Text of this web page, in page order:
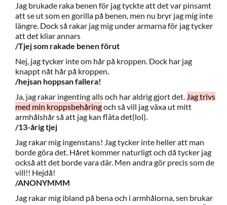
Jag brukade raka benen för jag tyckte att det var pinsamt
att se ut som en gorilla på benen, men nu bryr jag mig inte
längre. Dock så rakar jag mig under armarna för jag tycker
att det kliar annars
/Tjej som rakade benen förut
Nej, jag tycker inte om hår på kroppen. Dock har jag
knappt nåt hår på kroppen.
/hejsan hoppsan fallera!
Ja, jag rakar ingenting alls och har aldrig gjort det. Jag trivs
med min kroppsbehåringoch så vill jag växa ut mitt
armhålshår så att jag kan fläta det(lol).
/13-årig tjej
Jag rakar mig ingenstans! Jag tycker inte heller att man
borde göra det. Håret kommer naturligt och då tycker jag
också att det borde vara där. Men andra gör precis som de
vill!! Hejdå!
/ANONYMMM
Jag rakar mig ibland på bena och i armhålorna, sen brukar